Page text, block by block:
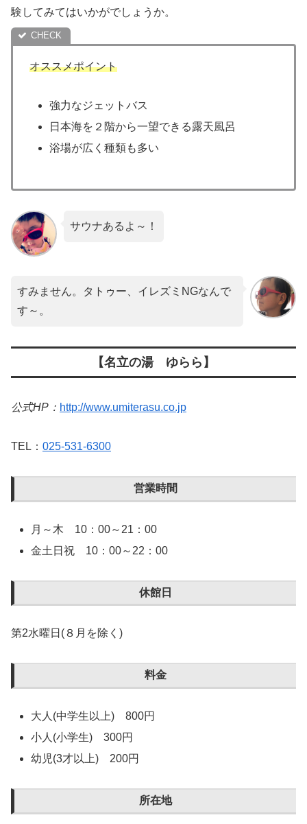
験してみてはいかがでしょうか。
オススメポイント
強力なジェットバス
日本海を２階から一望できる露天風呂
浴場が広く種類も多い
サウナあるよ～！
すみません。タトゥー、イレズミNGなんで
す～。
【名立の湯 ゆらら】
公式HP： http://www.umiterasu.co.jp
TEL： 025-531-6300
営業時間
月～木 10：00～21：00
金土日祝 10：00～22：00
休館日
第2水曜日(８月を除く)
料金
大人(中学生以上) 800円
小人(小学生) 300円
幼児(3才以上) 200円
所在地